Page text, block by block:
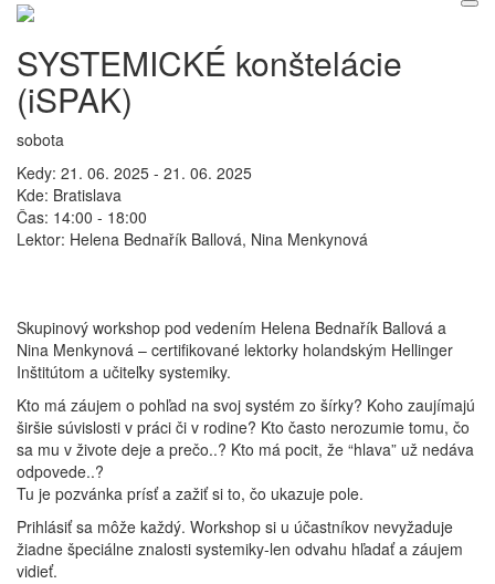
SYSTEMICKÉ konštelácie
(iSPAK)
sobota
Kedy: 21. 06. 2025 - 21. 06. 2025
Kde: Bratislava
Čas: 14:00 - 18:00
Lektor: Helena Bednařík Ballová, Nina Menkynová
Skupinový workshop pod vedením Helena Bednařík Ballová a
Nina Menkynová – certifikované lektorky holandským Hellinger
Inštitútom a učiteľky systemiky.
Kto má záujem o pohľad na svoj systém zo šírky? Koho zaujímajú
širšie súvislosti v práci či v rodine? Kto často nerozumie tomu, čo
sa mu v živote deje a prečo..? Kto má pocit, že “hlava” už nedáva
odpovede..?
Tu je pozvánka prísť a zažiť si to, čo ukazuje pole.
Prihlásiť sa môže každý. Workshop si u účastníkov nevyžaduje
žiadne špeciálne znalosti systemiky-len odvahu hľadať a záujem
vidieť.